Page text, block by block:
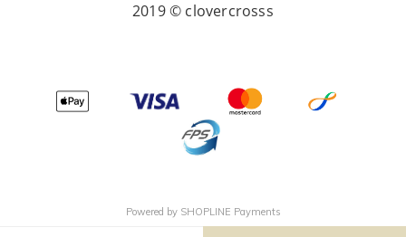
2019 © clovercrosss
Powered by SHOPLINE Payments